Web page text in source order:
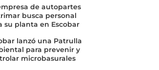
de autopartes
busca personal
su planta en Escobar
lanzó una Patrulla
para prevenir y
microbasurales